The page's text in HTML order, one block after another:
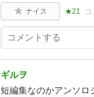
ナイス ★21
ギルヲ
短編集なのかアンソロ